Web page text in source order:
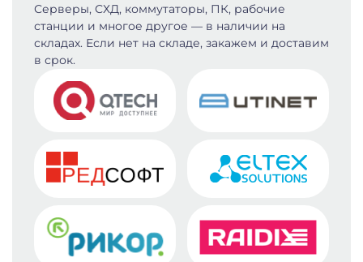
Серверы, СХД, коммутаторы, ПК, рабочие
станции и многое другое — в наличии на
складах. Если нет на складе, закажем и доставим
в срок.